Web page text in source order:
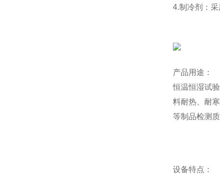
4.制冷剂：
产品用途：
恒温恒湿试
料耐热、耐
等制品检测
设备特点：